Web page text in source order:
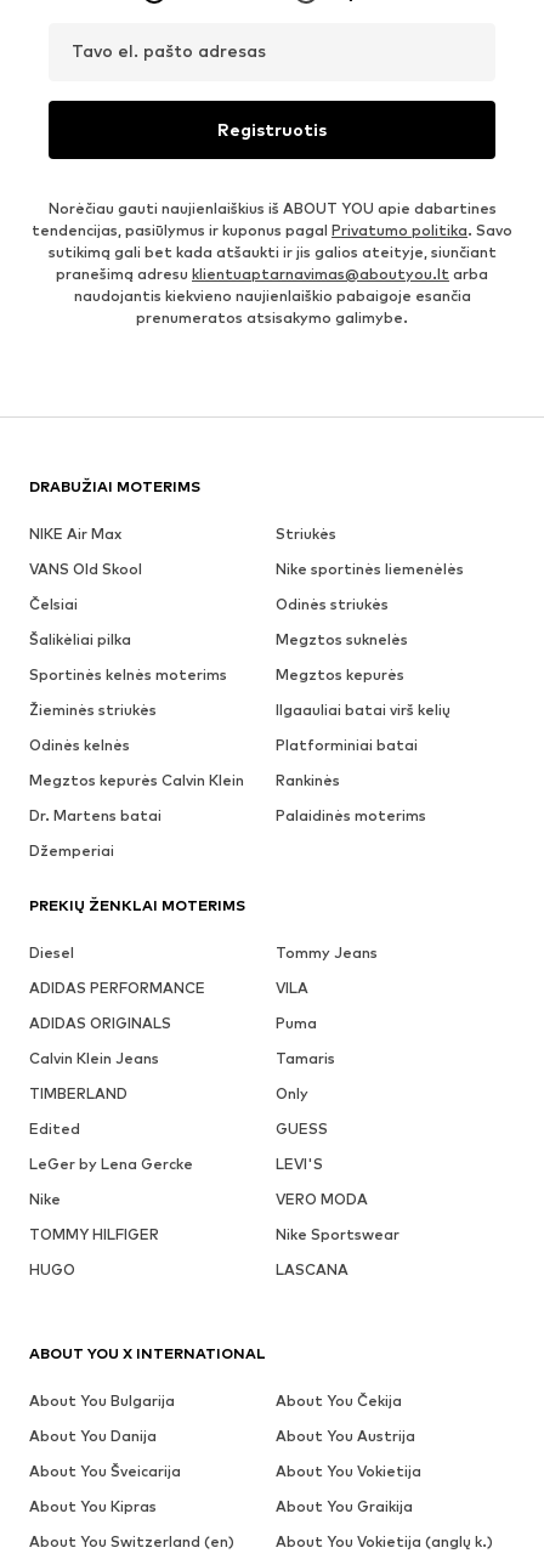
Tavo el. pašto adresas
Registruotis
Norėčiau gauti naujienlaiškius iš ABOUT YOU apie dabartines
tendencijas, pasiūlymus ir kuponus pagal Privatumo politika. Savo
sutikimą gali bet kada atšaukti ir jis galios ateityje, siunčiant
pranešimą adresu klientuaptarnavimas@aboutyou.lt arba
naudojantis kiekvieno naujienlaiškio pabaigoje esančia
prenumeratos atsisakymo galimybe.
DRABUŽIAI MOTERIMS
NIKE Air Max
Striukės
VANS Old Skool
Nike sportinės liemenėlės
Čelsiai
Odinės striukės
Šalikėliai pilka
Megztos suknelės
Sportinės kelnės moterims
Megztos kepurės
Žieminės striukės
Ilgaauliai batai virš kelių
Odinės kelnės
Platforminiai batai
Megztos kepurės Calvin Klein
Rankinės
Dr. Martens batai
Palaidinės moterims
Džemperiai
PREKIŲ ŽENKLAI MOTERIMS
Diesel
Tommy Jeans
ADIDAS PERFORMANCE
VILA
ADIDAS ORIGINALS
Puma
Calvin Klein Jeans
Tamaris
TIMBERLAND
Only
Edited
GUESS
LeGer by Lena Gercke
LEVI'S
Nike
VERO MODA
TOMMY HILFIGER
Nike Sportswear
HUGO
LASCANA
ABOUT YOU X INTERNATIONAL
About You Bulgarija
About You Čekija
About You Danija
About You Austrija
About You Šveicarija
About You Vokietija
About You Kipras
About You Graikija
About You Switzerland (en)
About You Vokietija (anglų k.)